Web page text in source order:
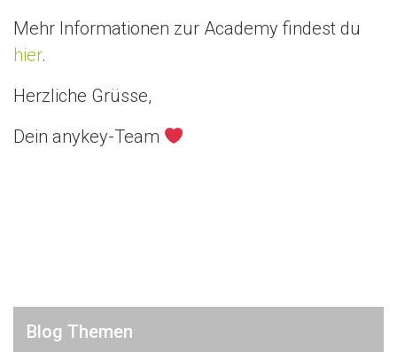
Mehr Informationen zur Academy findest du
hier.
Herzliche Grüsse,
Dein anykey-Team
Blog Themen